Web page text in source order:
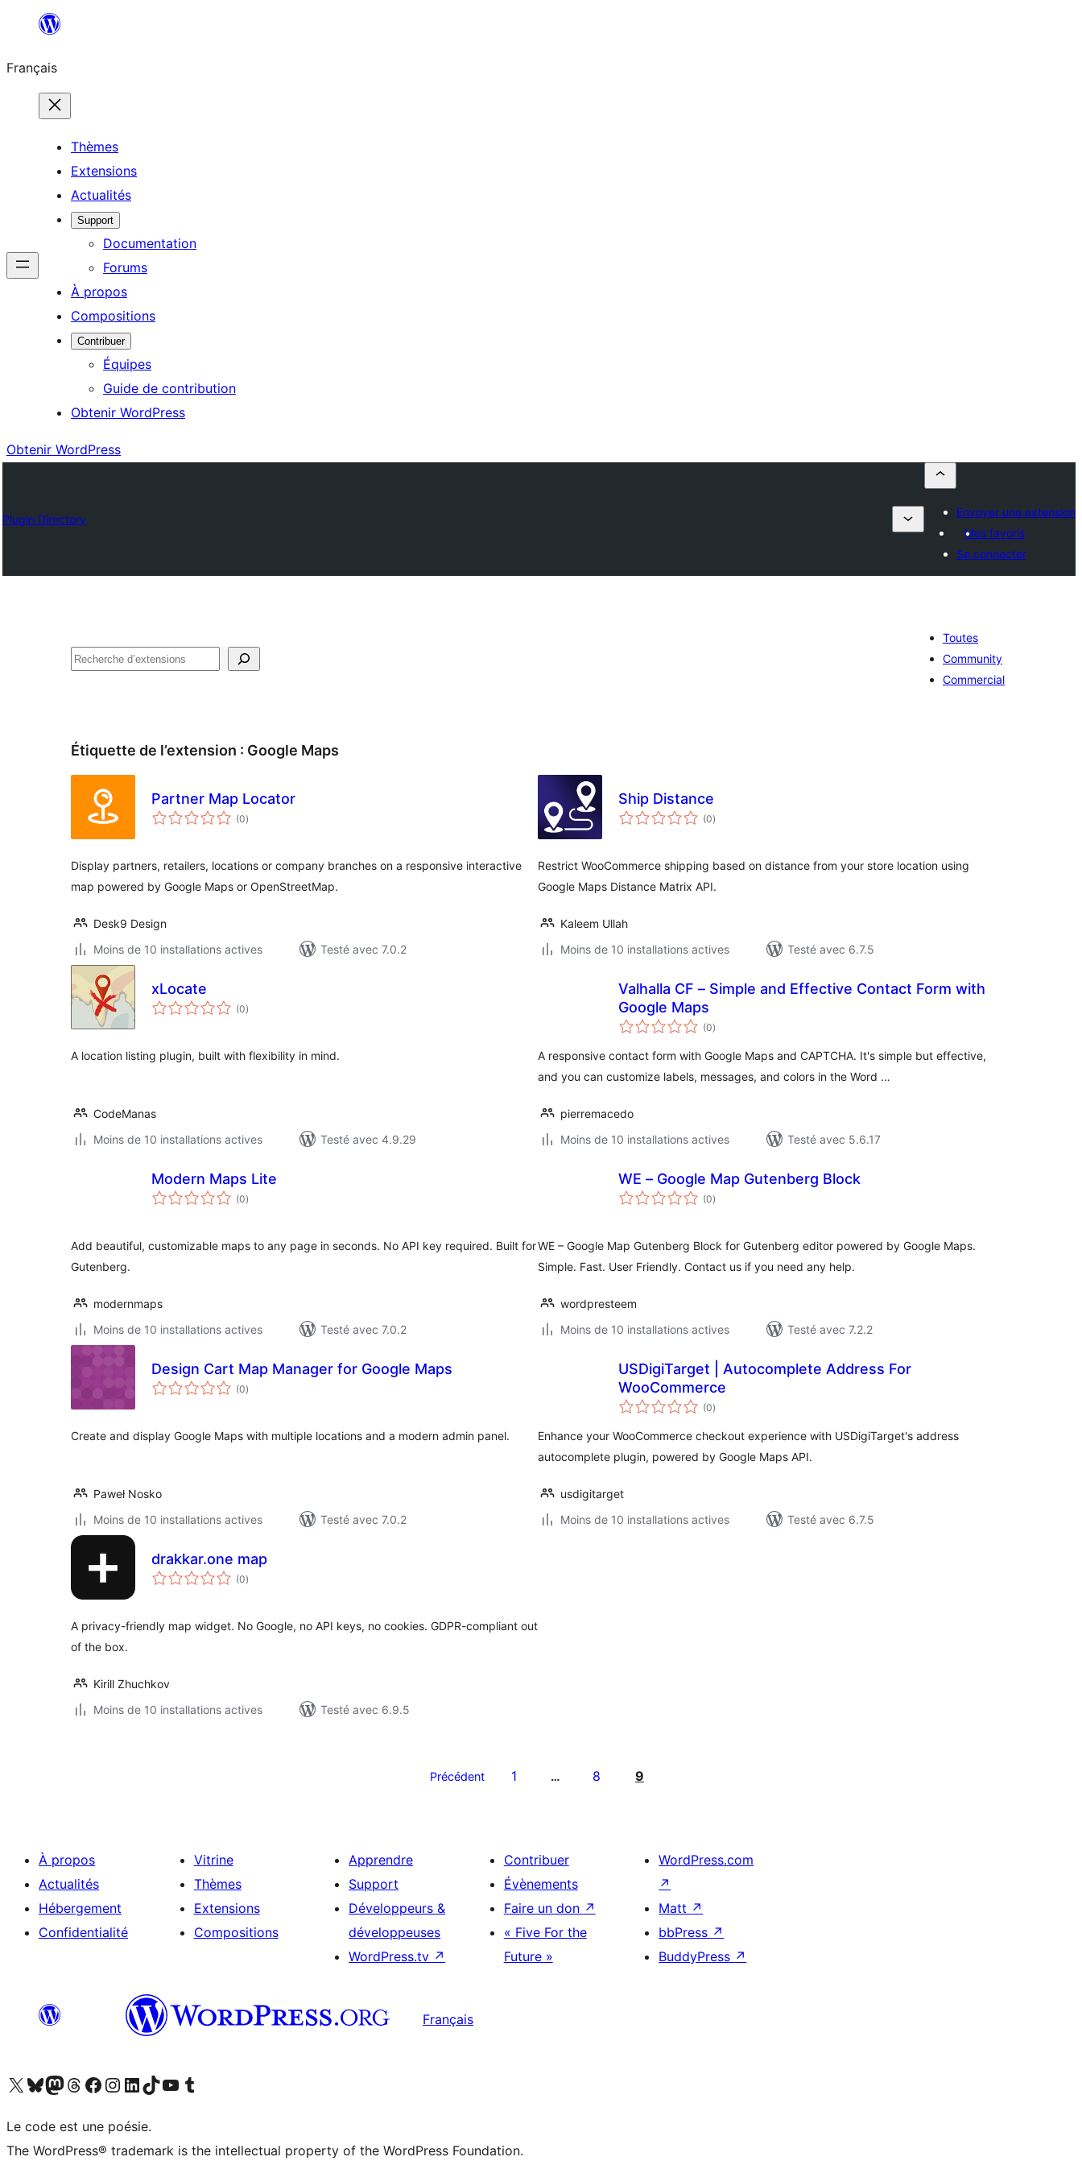
contenu
Français
Thèmes
Extensions
Actualités
Support
Documentation
Forums
À propos
Compositions
Contribuer
Équipes
Guide de contribution
Obtenir WordPress
Obtenir WordPress
Plugin Directory
Envoyer une extension
Mes favoris
Se connecter
Rechercher
Toutes
Community
Commercial
Étiquette de l’extension : Google Maps
Partner Map Locator
(0notes
en
)
Display partners, retailers, locations or company branches on a responsive interactive
map powered by Google Maps or OpenStreetMap.
Desk9 Design
Moins de 10 installations actives
Testé avec 7.0.2
Ship Distance
(0notes
en
)
Restrict WooCommerce shipping based on distance from your store location using
Google Maps Distance Matrix API.
Kaleem Ullah
Moins de 10 installations actives
Testé avec 6.7.5
xLocate
(0notes
en
)
A location listing plugin, built with flexibility in mind.
CodeManas
Moins de 10 installations actives
Testé avec 4.9.29
Valhalla CF – Simple and Effective Contact Form with
Google Maps
(0notes
en
)
A responsive contact form with Google Maps and CAPTCHA. It's simple but effective,
and you can customize labels, messages, and colors in the Word …
pierremacedo
Moins de 10 installations actives
Testé avec 5.6.17
Modern Maps Lite
(0notes
en
)
Add beautiful, customizable maps to any page in seconds. No API key required. Built for
Gutenberg.
modernmaps
Moins de 10 installations actives
Testé avec 7.0.2
WE – Google Map Gutenberg Block
(0notes
en
)
WE – Google Map Gutenberg Block for Gutenberg editor powered by Google Maps.
Simple. Fast. User Friendly. Contact us if you need any help.
wordpresteem
Moins de 10 installations actives
Testé avec 7.2.2
Design Cart Map Manager for Google Maps
(0notes
en
)
Create and display Google Maps with multiple locations and a modern admin panel.
Paweł Nosko
Moins de 10 installations actives
Testé avec 7.0.2
USDigiTarget | Autocomplete Address For
WooCommerce
(0notes
en
)
Enhance your WooCommerce checkout experience with USDigiTarget's address
autocomplete plugin, powered by Google Maps API.
usdigitarget
Moins de 10 installations actives
Testé avec 6.7.5
drakkar.one map
(0notes
en
)
A privacy-friendly map widget. No Google, no API keys, no cookies. GDPR-compliant out
of the box.
Kirill Zhuchkov
Moins de 10 installations actives
Testé avec 6.9.5
Précédent 1 … 8 9
À propos
Actualités
Hébergement
Confidentialité
Vitrine
Thèmes
Extensions
Compositions
Apprendre
Support
Développeurs &
développeuses
WordPress.tv ↗
Contribuer
Évènements
Faire un don ↗
« Five For the
Future »
WordPress.com
↗
Matt ↗
bbPress ↗
BuddyPress ↗
Français
Visitez notre compte X (précédemment Twitter)
Visiter notre compte Bluesky
Visiter notre compte Mastodon
Visiter notre compte Threads
Consulter notre compte Facebook
Consulter notre compte Instagram
Consulter notre compte LinkedIn
Visiter notre compte TokTok
Visiter notre chaîne YouTube
Visiter notre compte Tumblr
Le code est une poésie.
The WordPress® trademark is the intellectual property of the WordPress Foundation.